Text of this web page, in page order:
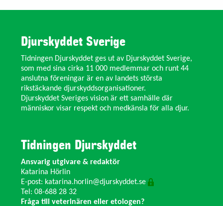
Djurskyddet Sverige
Tidningen Djurskyddet ges ut av Djurskyddet Sverige,
som med sina cirka 11 000 medlemmar och runt 44
anslutna föreningar är en av landets största
rikstäckande djurskyddsorganisationer.
Djurskyddet Sveriges vision är ett samhälle där
människor visar respekt och medkänsla för alla djur.
Tidningen Djurskyddet
Ansvarig utgivare & redaktör
Katarina Hörlin
E-post: katarina.horlin@djurskyddet.se
Tel: 08-688 28 32
Fråga till veterinären eller etologen?